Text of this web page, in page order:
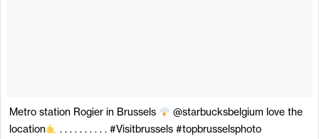
Metro station Rogier in Brussels
@starbucksbelgium love the
location
. . . . . . . . . . #Visitbrussels #topbrusselsphoto